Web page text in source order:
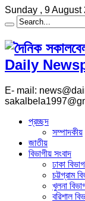
Sunday , 9 August
Daily
E- mail:
প্রচ্ছদ
সম্পাদকীয়
জাতীয়
বিভাগীয় সংবাদ
ঢাকা বিভাগ
চট্টগ্রাম
খুলনা
বরিশাল